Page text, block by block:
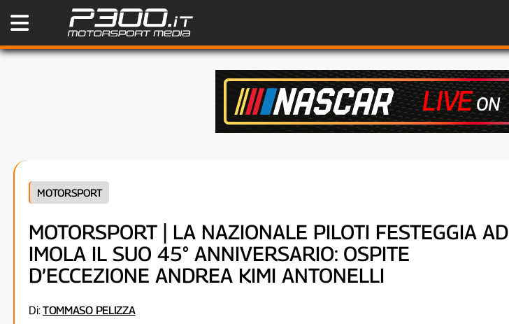
MOTORSPORT
MOTORSPORT | LA NAZIONALE PILOTI FESTEGGIA AD
IMOLA IL SUO 45° ANNIVERSARIO: OSPITE
D’ECCEZIONE ANDREA KIMI ANTONELLI
Di:TOMMASO PELIZZA